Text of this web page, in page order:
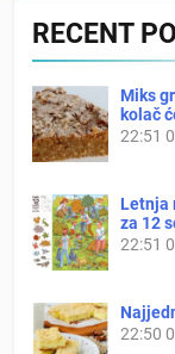
RECENT
Miks
kolač
22:51
Letnja
za 12
22:51
22:50